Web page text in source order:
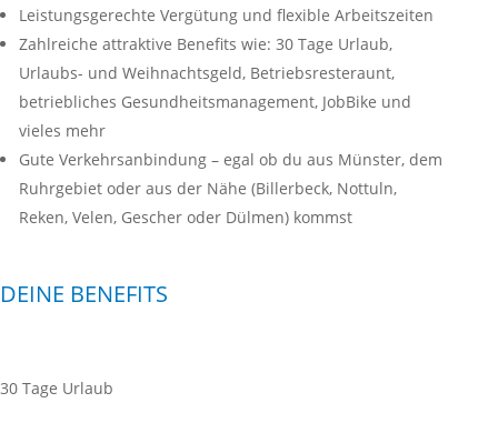
Leistungsgerechte Vergütung und flexible Arbeitszeiten
Zahlreiche attraktive Benefits wie: 30 Tage Urlaub,
Urlaubs- und Weihnachtsgeld, Betriebsresteraunt,
betriebliches Gesundheitsmanagement, JobBike und
vieles mehr
Gute Verkehrsanbindung – egal ob du aus Münster, dem
Ruhrgebiet oder aus der Nähe (Billerbeck, Nottuln,
Reken, Velen, Gescher oder Dülmen) kommst
DEINE BENEFITS
30 Tage Urlaub